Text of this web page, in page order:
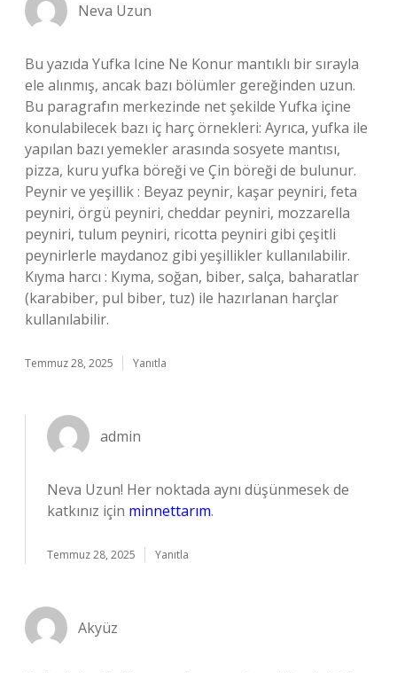
Neva Uzun
Bu yazıda Yufka Icine Ne Konur mantıklı bir sırayla
ele alınmış, ancak bazı bölümler gereğinden uzun.
Bu paragrafın merkezinde net şekilde Yufka içine
konulabilecek bazı iç harç örnekleri: Ayrıca, yufka ile
yapılan bazı yemekler arasında sosyete mantısı,
pizza, kuru yufka böreği ve Çin böreği de bulunur.
Peynir ve yeşillik : Beyaz peynir, kaşar peyniri, feta
peyniri, örgü peyniri, cheddar peyniri, mozzarella
peyniri, tulum peyniri, ricotta peyniri gibi çeşitli
peynirlerle maydanoz gibi yeşillikler kullanılabilir.
Kıyma harcı : Kıyma, soğan, biber, salça, baharatlar
(karabiber, pul biber, tuz) ile hazırlanan harçlar
kullanılabilir.
Temmuz 28, 2025 Yanıtla
admin
Neva Uzun! Her noktada aynı düşünmesek de
katkınız için minnettarım.
Temmuz 28, 2025 Yanıtla
Akyüz